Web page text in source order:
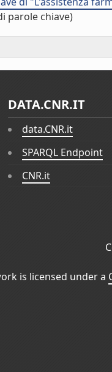
parole chiave)
DATA.CNR.IT
data.CNR.it
SPARQL Endpoint
CNR.it
is licensed under a